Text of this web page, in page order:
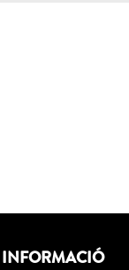
INFORMACIÓ